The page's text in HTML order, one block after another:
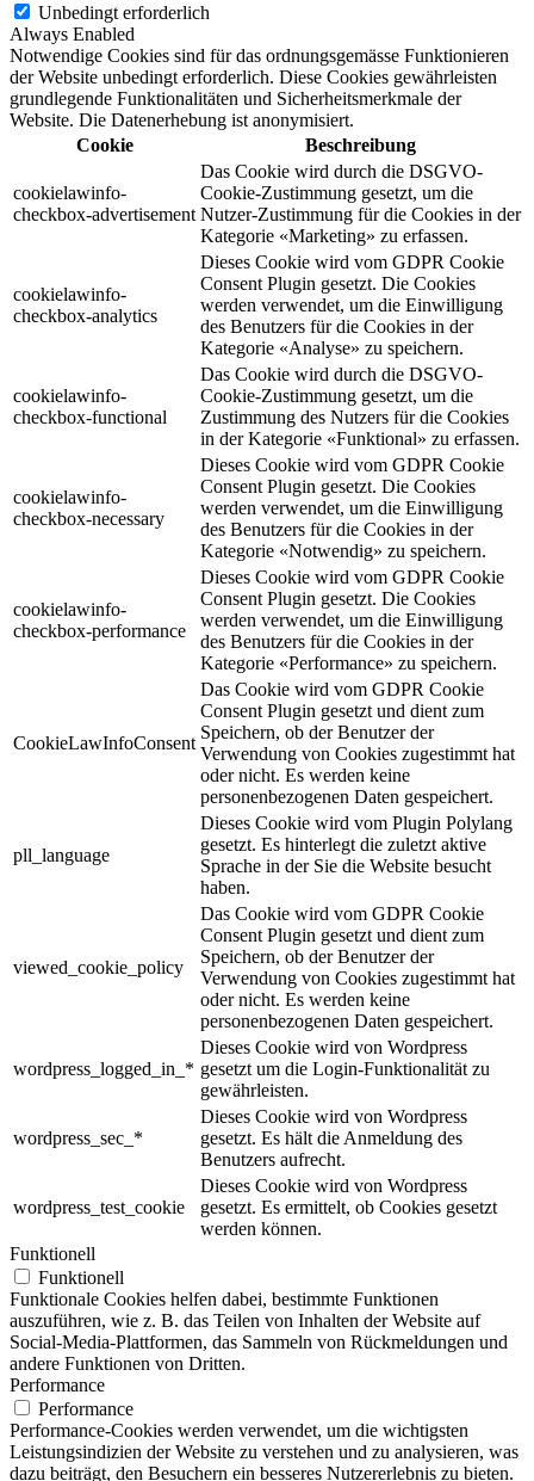
Unbedingt erforderlich
Always Enabled
Notwendige Cookies sind für das ordnungsgemässe Funktionieren
der Website unbedingt erforderlich. Diese Cookies gewährleisten
grundlegende Funktionalitäten und Sicherheitsmerkmale der
Website. Die Datenerhebung ist anonymisiert.
Cookie
Beschreibung
cookielawinfo-
checkbox-advertisement
Das Cookie wird durch die DSGVO-
Cookie-Zustimmung gesetzt, um die
Nutzer-Zustimmung für die Cookies in der
Kategorie «Marketing» zu erfassen.
cookielawinfo-
checkbox-analytics
Dieses Cookie wird vom GDPR Cookie
Consent Plugin gesetzt. Die Cookies
werden verwendet, um die Einwilligung
des Benutzers für die Cookies in der
Kategorie «Analyse» zu speichern.
cookielawinfo-
checkbox-functional
Das Cookie wird durch die DSGVO-
Cookie-Zustimmung gesetzt, um die
Zustimmung des Nutzers für die Cookies
in der Kategorie «Funktional» zu erfassen.
cookielawinfo-
checkbox-necessary
Dieses Cookie wird vom GDPR Cookie
Consent Plugin gesetzt. Die Cookies
werden verwendet, um die Einwilligung
des Benutzers für die Cookies in der
Kategorie «Notwendig» zu speichern.
cookielawinfo-
checkbox-performance
Dieses Cookie wird vom GDPR Cookie
Consent Plugin gesetzt. Die Cookies
werden verwendet, um die Einwilligung
des Benutzers für die Cookies in der
Kategorie «Performance» zu speichern.
CookieLawInfoConsent
Das Cookie wird vom GDPR Cookie
Consent Plugin gesetzt und dient zum
Speichern, ob der Benutzer der
Verwendung von Cookies zugestimmt hat
oder nicht. Es werden keine
personenbezogenen Daten gespeichert.
pll_language
Dieses Cookie wird vom Plugin Polylang
gesetzt. Es hinterlegt die zuletzt aktive
Sprache in der Sie die Website besucht
haben.
viewed_cookie_policy
Das Cookie wird vom GDPR Cookie
Consent Plugin gesetzt und dient zum
Speichern, ob der Benutzer der
Verwendung von Cookies zugestimmt hat
oder nicht. Es werden keine
personenbezogenen Daten gespeichert.
wordpress_logged_in_*
Dieses Cookie wird von Wordpress
gesetzt um die Login-Funktionalität zu
gewährleisten.
wordpress_sec_*
Dieses Cookie wird von Wordpress
gesetzt. Es hält die Anmeldung des
Benutzers aufrecht.
wordpress_test_cookie
Dieses Cookie wird von Wordpress
gesetzt. Es ermittelt, ob Cookies gesetzt
werden können.
Funktionell
Funktionell
Funktionale Cookies helfen dabei, bestimmte Funktionen
auszuführen, wie z. B. das Teilen von Inhalten der Website auf
Social-Media-Plattformen, das Sammeln von Rückmeldungen und
andere Funktionen von Dritten.
Performance
Performance
Performance-Cookies werden verwendet, um die wichtigsten
Leistungsindizien der Website zu verstehen und zu analysieren, was
dazu beiträgt, den Besuchern ein besseres Nutzererlebnis zu bieten.